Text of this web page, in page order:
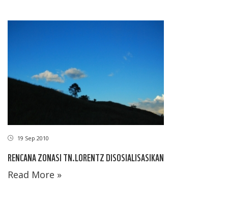
19 Sep 2010
RENCANA ZONASI TN.LORENTZ DISOSIALISASIKAN
Read More »